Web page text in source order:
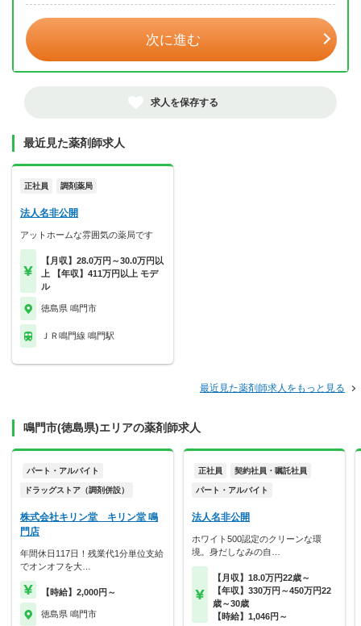
次に進む
求人を保存する
最近見た薬剤師求人
正社員 調剤薬局
法人名非公開
アットホームな雰囲気の薬局です
【月収】28.0万円～30.0万円以
上 【年収】411万円以上 モデ
ル
徳島県 鳴門市
ＪＲ鳴門線 鳴門駅
最近見た薬剤師求人をもっと見る
鳴門市(徳島県)エリアの薬剤師求人
パート・アルバイト
ドラッグストア（調剤併設）
株式会社キリン堂 キリン堂 鳴
門店
年間休日117日！残業代1分単位支給
でオンオフを大…
【時給】2,000円～
徳島県 鳴門市
正社員 契約社員・嘱託社員
パート・アルバイト
法人名非公開
ホワイト500認定のクリーンな環
境。身だしなみの自…
【月収】18.0万円22歳～
【年収】330万円～450万円22
歳～30歳
【時給】1,046円～